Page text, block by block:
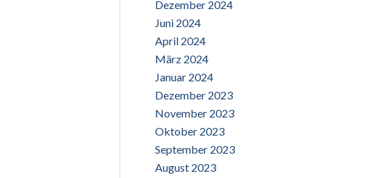
Dezember 2024
Juni 2024
April 2024
März 2024
Januar 2024
Dezember 2023
November 2023
Oktober 2023
September 2023
August 2023